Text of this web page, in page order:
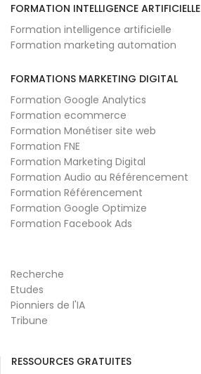
FORMATION INTELLIGENCE ARTIFICIELLE
Formation intelligence artificielle
Formation marketing automation
FORMATIONS MARKETING DIGITAL
Formation Google Analytics
Formation ecommerce
Formation Monétiser site web
Formation FNE
Formation Marketing Digital
Formation Audio au Référencement
Formation Référencement
Formation Google Optimize
Formation Facebook Ads
Recherche
Etudes
Pionniers de l'IA
Tribune
RESSOURCES GRATUITES